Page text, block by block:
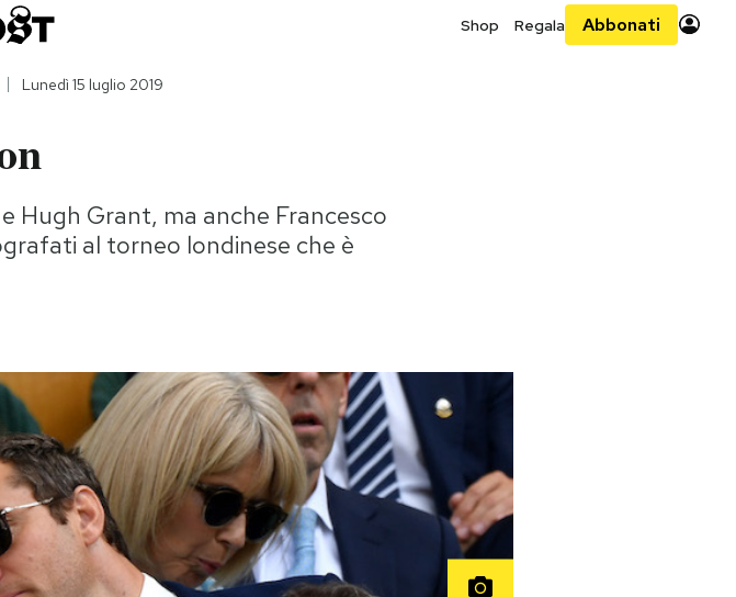
Shop Regala Abbonati
Lunedì 15 luglio 2019
Hugh Grant, ma anche Francesco
al torneo londinese che è